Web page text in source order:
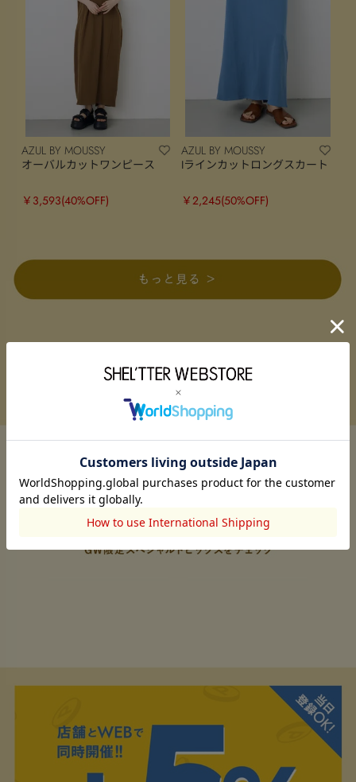
AZUL BY MOUSSY
オーバルカットワンピース
￥3,593(40%OFF)
AZUL BY MOUSSY
Iラインカットロングスカート
￥2,245(50%OFF)